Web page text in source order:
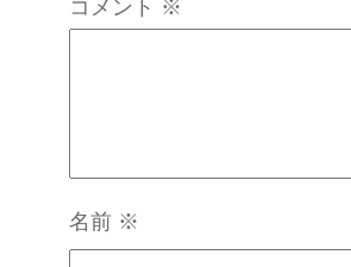
コメント ※
名前 ※